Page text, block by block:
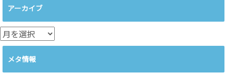
リ
ー
アーカイブ
ア
ー
イ
メタ情報